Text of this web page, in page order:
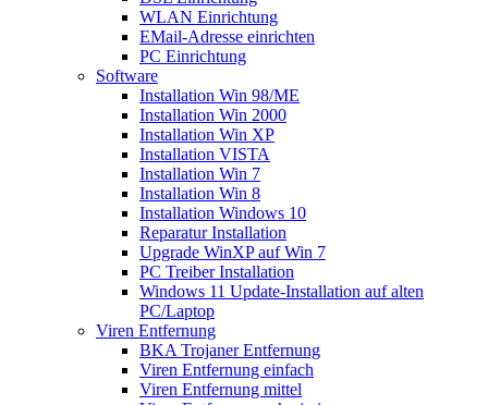
WLAN Einrichtung
EMail-Adresse einrichten
PC Einrichtung
Software
Installation Win 98/ME
Installation Win 2000
Installation Win XP
Installation VISTA
Installation Win 7
Installation Win 8
Installation Windows 10
Reparatur Installation
Upgrade WinXP auf Win 7
PC Treiber Installation
Windows 11 Update-Installation auf alten
PC/Laptop
Viren Entfernung
BKA Trojaner Entfernung
Viren Entfernung einfach
Viren Entfernung mittel